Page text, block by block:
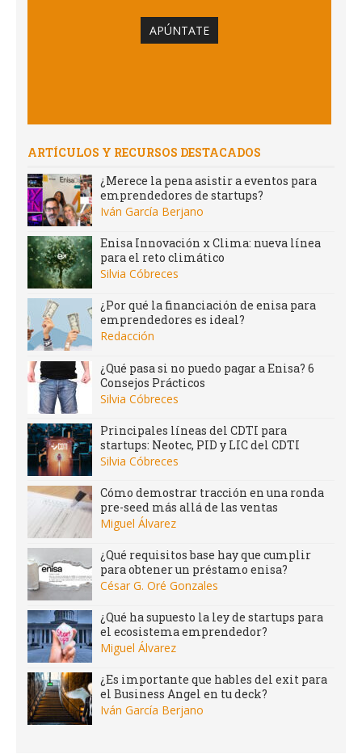
APÚNTATE
ARTÍCULOS Y RECURSOS DESTACADOS
¿Merece la pena asistir a eventos para
emprendedores de startups?
Iván García Berjano
Enisa Innovación x Clima: nueva línea
para el reto climático
Silvia Cóbreces
¿Por qué la financiación de enisa para
emprendedores es ideal?
Redacción
¿Qué pasa si no puedo pagar a Enisa? 6
Consejos Prácticos
Silvia Cóbreces
Principales líneas del CDTI para
startups: Neotec, PID y LIC del CDTI
Silvia Cóbreces
Cómo demostrar tracción en una ronda
pre-seed más allá de las ventas
Miguel Álvarez
¿Qué requisitos base hay que cumplir
para obtener un préstamo enisa?
César G. Oré Gonzales
¿Qué ha supuesto la ley de startups para
el ecosistema emprendedor?
Miguel Álvarez
¿Es importante que hables del exit para
el Business Angel en tu deck?
Iván García Berjano